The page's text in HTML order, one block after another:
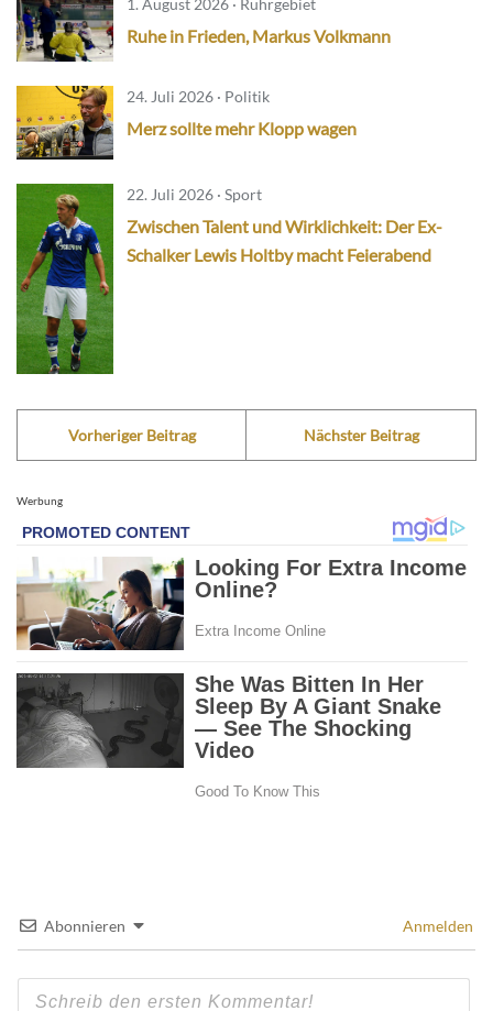
Ruhe in Frieden, Markus Volkmann
24. Juli 2026 · Politik
Merz sollte mehr Klopp wagen
22. Juli 2026 · Sport
Zwischen Talent und Wirklichkeit: Der Ex-
Schalker Lewis Holtby macht Feierabend
Vorheriger Beitrag Nächster Beitrag
Werbung
Abonnieren Anmelden